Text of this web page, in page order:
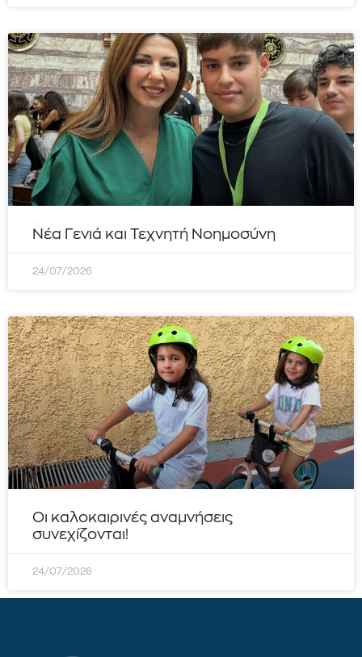
Νέα Γενιά και Τεχνητή Νοημοσύνη
24/07/2026
Οι καλοκαιρινές αναμνήσεις
συνεχίζονται!
24/07/2026